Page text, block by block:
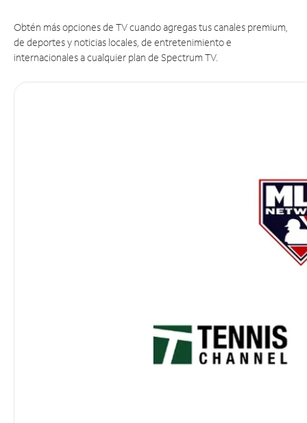
Obtén más opciones de TV cuando agregas tus canales premium,
de deportes y noticias locales, de entretenimiento e
internacionales a cualquier plan de Spectrum TV.